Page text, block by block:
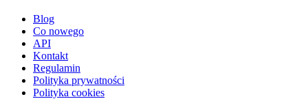
Blog
Co nowego
API
Kontakt
Regulamin
Polityka prywatności
Polityka cookies